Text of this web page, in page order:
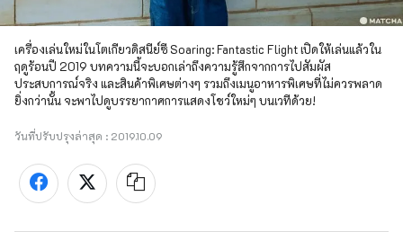
เครื่องเล่นใหม่ในโตเกียวดิสนีย์ซี Soaring: Fantastic Flight เปิดให้เล่นแล้วใน
ฤดูร้อนปี 2019 บทความนี้จะบอกเล่าถึงความรู้สึกจากการไปสัมผัส
ประสบการณ์จริง และสินค้าพิเศษต่างๆ รวมถึงเมนูอาหารพิเศษที่ไม่ควรพลาด
ยิ่งกว่านั้น จะพาไปดูบรรยากาศการแสดงโชว์ใหม่ๆ บนเวทีด้วย!
วันที่ปรับปรุงล่าสุด : 2019.10.09